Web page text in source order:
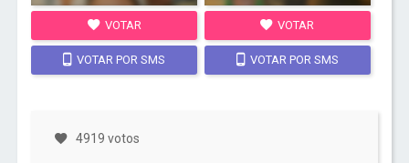
VOTAR
VOTAR POR SMS
VOTAR
VOTAR POR SMS
4919 votos